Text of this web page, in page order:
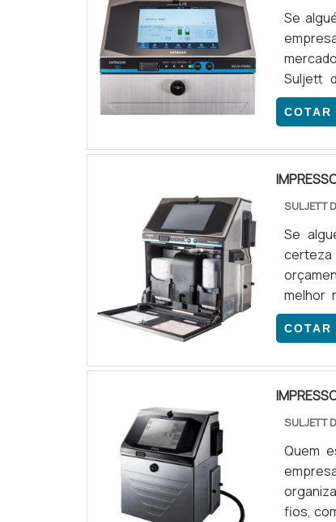
Se
Suljett
EM
COTAR
SULJETT
Se
melhor
SOBRE
COTAR
SULJETT
Quem
fios,